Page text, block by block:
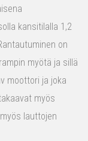
kansitilalla 1,2
on
myötä ja sillä
moottori ja joka
myös
lauttojen